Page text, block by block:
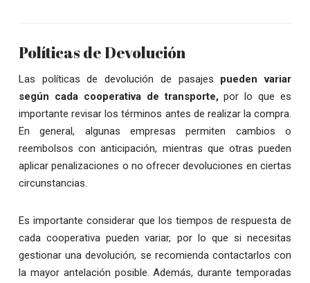
Políticas de Devolución
Las políticas de devolución de pasajes pueden variar
según cada cooperativa de transporte,por lo que es
importante revisar los términos antes de realizar la compra.
En general, algunas empresas permiten cambios o
reembolsos con anticipación, mientras que otras pueden
aplicar penalizaciones o no ofrecer devoluciones en ciertas
circunstancias.
Es importante considerar que los tiempos de respuesta de
cada cooperativa pueden variar, por lo que si necesitas
gestionar una devolución, se recomienda contactarlos con
la mayor antelación posible. Además, durante temporadas